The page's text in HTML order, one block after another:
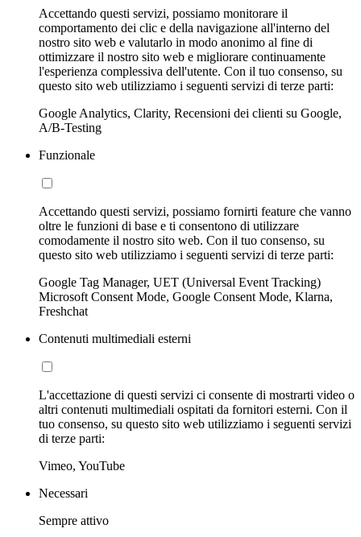
Accettando questi servizi, possiamo monitorare il
comportamento dei clic e della navigazione all'interno del
nostro sito web e valutarlo in modo anonimo al fine di
ottimizzare il nostro sito web e migliorare continuamente
l'esperienza complessiva dell'utente. Con il tuo consenso, su
questo sito web utilizziamo i seguenti servizi di terze parti:
Google Analytics, Clarity, Recensioni dei clienti su Google,
A/B-Testing
Funzionale
Accettando questi servizi, possiamo fornirti feature che vanno
oltre le funzioni di base e ti consentono di utilizzare
comodamente il nostro sito web. Con il tuo consenso, su
questo sito web utilizziamo i seguenti servizi di terze parti:
Google Tag Manager, UET (Universal Event Tracking)
Microsoft Consent Mode, Google Consent Mode, Klarna,
Freshchat
Contenuti multimediali esterni
L'accettazione di questi servizi ci consente di mostrarti video o
altri contenuti multimediali ospitati da fornitori esterni. Con il
tuo consenso, su questo sito web utilizziamo i seguenti servizi
di terze parti:
Vimeo, YouTube
Necessari
Sempre attivo